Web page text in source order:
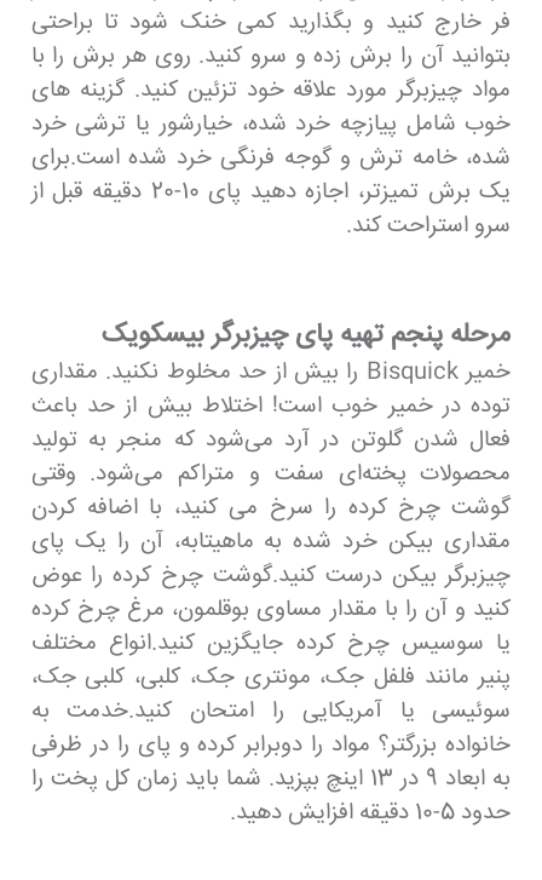
فر خارج کنید و بگذارید کمی خنک شود تا براحتی
بتوانید آن را برش زده و سرو کنید. روی هر برش را با
مواد چیزبرگر مورد علاقه خود تزئین کنید. گزینه های
خوب شامل پیازچه خرد شده، خیارشور یا ترشی خرد
شده، خامه ترش و گوجه فرنگی خرد شده است.برای
یک برش تمیزتر، اجازه دهید پای 10-20 دقیقه قبل از
سرو استراحت کند.
مرحله پنجم تهیه پای چیزبرگر بیسکویک
خمیر Bisquick را بیش از حد مخلوط نکنید. مقداری
توده در خمیر خوب است! اختلاط بیش از حد باعث
فعال شدن گلوتن در آرد می‌شود که منجر به تولید
محصولات پخته‌ای سفت و متراکم می‌شود. وقتی
گوشت چرخ کرده را سرخ می کنید، با اضافه کردن
مقداری بیکن خرد شده به ماهیتابه، آن را یک پای
چیزبرگر بیکن درست کنید.گوشت چرخ کرده را عوض
کنید و آن را با مقدار مساوی بوقلمون، مرغ چرخ کرده
یا سوسیس چرخ کرده جایگزین کنید.انواع مختلف
پنیر مانند فلفل جک، مونتری جک، کلبی، کلبی جک،
سوئیسی یا آمریکایی را امتحان کنید.خدمت به
خانواده بزرگتر؟ مواد را دوبرابر کرده و پای را در ظرفی
به ابعاد 9 در 13 اینچ بپزید. شما باید زمان کل پخت را
حدود 5-10 دقیقه افزایش دهید.